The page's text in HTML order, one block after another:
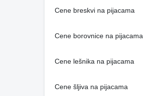
Cene breskvi na pijacama
Cene borovnice na pijacama
Cene lešnika na pijacama
Cene šljiva na pijacama